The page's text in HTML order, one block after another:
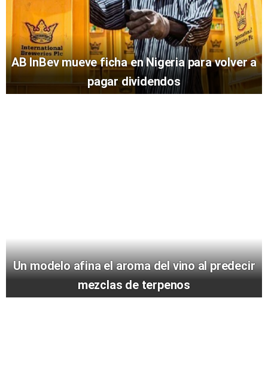
AB InBev mueve ficha en Nigeria para volver a
pagar dividendos
Un modelo afina el aroma del vino al predecir
mezclas de terpenos